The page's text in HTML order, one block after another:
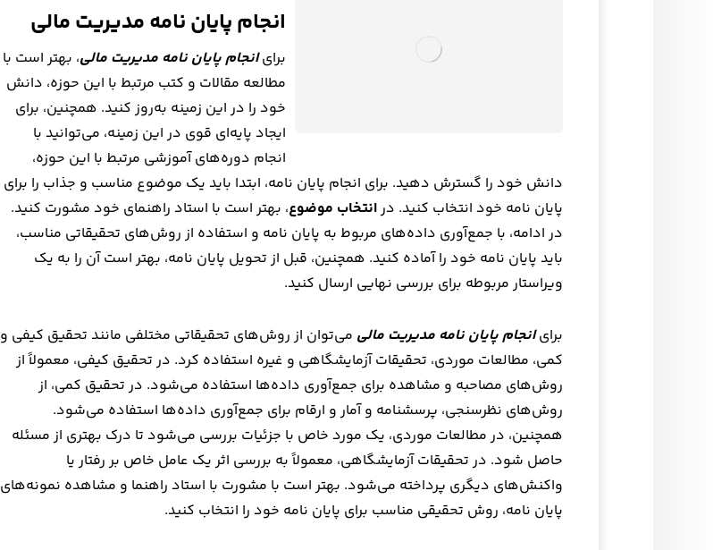
انجام پایان نامه مدیریت مالی
برایانجام پایان نامه مدیریت مالی، بهتر است با
مطالعه مقالات و کتب مرتبط با این حوزه، دانش
خود را در این زمینه به‌روز کنید. همچنین، برای
ایجاد پایه‌ای قوی در این زمینه، می‌توانید با
انجام دوره‌های آموزشی مرتبط با این حوزه،
دانش خود را گسترش دهید. برای انجام پایان نامه، ابتدا باید یک موضوع مناسب و جذاب را برای
پایان نامه خود انتخاب کنید. درانتخاب موضوع، بهتر است با استاد راهنمای خود مشورت کنید.
در ادامه، با جمع‌آوری داده‌های مربوط به پایان نامه و استفاده از روش‌های تحقیقاتی مناسب،
باید پایان نامه خود را آماده کنید. همچنین، قبل از تحویل پایان نامه، بهتر است آن را به یک
ویراستار مربوطه برای بررسی نهایی ارسال کنید.
برایانجام پایان نامه مدیریت مالی می‌توان از روش‌های تحقیقاتی مختلفی مانند تحقیق کیفی و
کمی، مطالعات موردی، تحقیقات آزمایشگاهی و غیره استفاده کرد. در تحقیق کیفی، معمولاً از
روش‌های مصاحبه و مشاهده برای جمع‌آوری داده‌ها استفاده می‌شود. در تحقیق کمی، از
روش‌های نظرسنجی، پرسشنامه و آمار و ارقام برای جمع‌آوری داده‌ها استفاده می‌شود.
همچنین، در مطالعات موردی، یک مورد خاص با جزئیات بررسی می‌شود تا درک بهتری از مسئله
حاصل شود. در تحقیقات آزمایشگاهی، معمولاً به بررسی اثر یک عامل خاص بر رفتار یا
واکنش‌های دیگری پرداخته می‌شود. بهتر است با مشورت با استاد راهنما و مشاهده نمونه‌های
پایان نامه، روش تحقیقی مناسب برای پایان نامه خود را انتخاب کنید.